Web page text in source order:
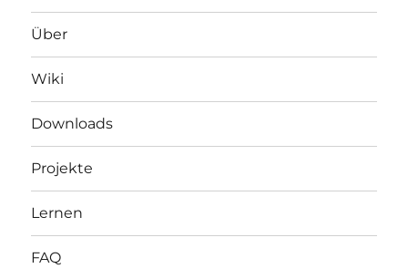
Über
Wiki
Downloads
Projekte
Lernen
FAQ